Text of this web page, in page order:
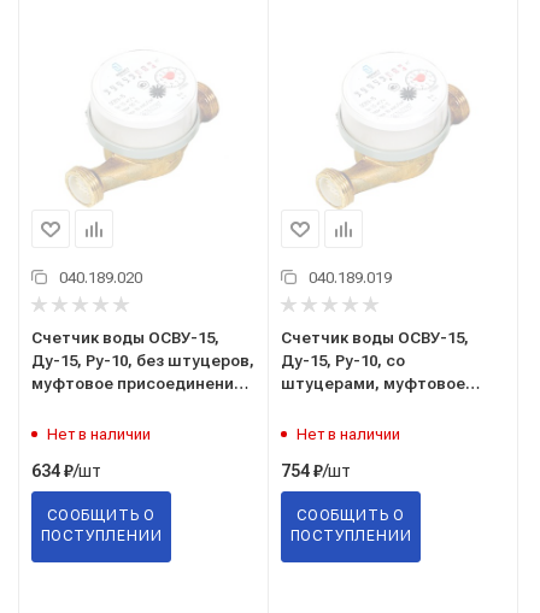
040.189.020
Счетчик воды ОСВУ-15,
Ду-15, Ру-10, без штуцеров,
муфтовое присоединение,
Нет в наличии
634₽/шт
СООБЩИТЬ О
ПОСТУПЛЕНИИ
040.189.019
Счетчик воды ОСВУ-15,
Ду-15, Ру-10, со
штуцерами, муфтовое
Нет в наличии
754₽/шт
СООБЩИТЬ О
ПОСТУПЛЕНИИ